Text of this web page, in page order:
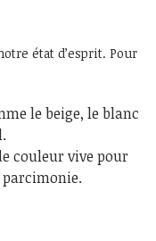
état d’esprit. Pour
le beige, le blanc
couleur vive pour
parcimonie.